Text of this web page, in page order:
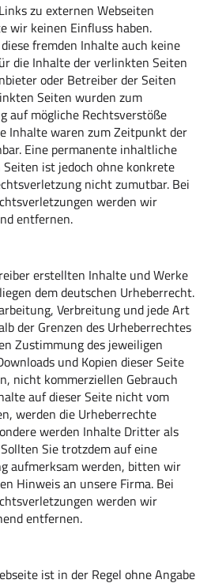
zu externen Webseiten
wir keinen Einfluss haben.
fremden Inhalte auch keine
die Inhalte der verlinkten Seiten
oder Betreiber der Seiten
Seiten wurden zum
auf mögliche Rechtsverstöße
Inhalte waren zum Zeitpunkt der
Eine permanente inhaltliche
ist jedoch ohne konkrete
nicht zumutbar. Bei
werden wir
entfernen.
erstellten Inhalte und Werke
dem deutschen Urheberrecht.
Verbreitung und jede Art
der Grenzen des Urheberrechtes
Zustimmung des jeweiligen
und Kopien dieser Seite
nicht kommerziellen Gebrauch
auf dieser Seite nicht vom
werden die Urheberrechte
werden Inhalte Dritter als
Sie trotzdem auf eine
aufmerksam werden, bitten wir
Hinweis an unsere Firma. Bei
werden wir
entfernen.
ist in der Regel ohne Angabe